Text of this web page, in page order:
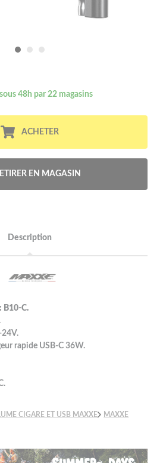
48h par 22 magasins
ACHETER
EN MAGASIN
Description
B10-C.
24V.
rapide USB-C 36W.
CIGARE ET USB MAXXE MAXXE